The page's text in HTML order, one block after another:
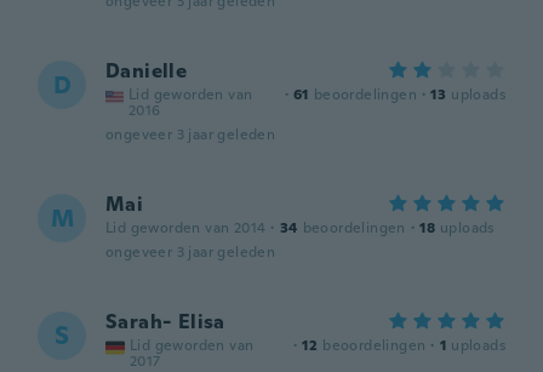
D Danielle
Lid geworden van
2016
· 61 beoordelingen · 13 uploads
ongeveer 3 jaar geleden
M Mai
Lid geworden van 2014 · 34 beoordelingen · 18 uploads
ongeveer 3 jaar geleden
S Sarah- Elisa
Lid geworden van
2017
· 12 beoordelingen · 1 uploads